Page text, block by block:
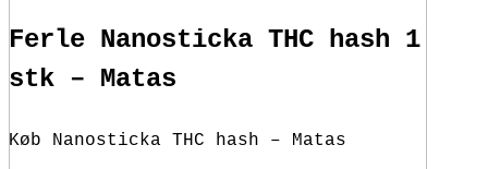
Ferle Nanosticka THC hash 1
stk – Matas
Køb Nanosticka THC hash – Matas